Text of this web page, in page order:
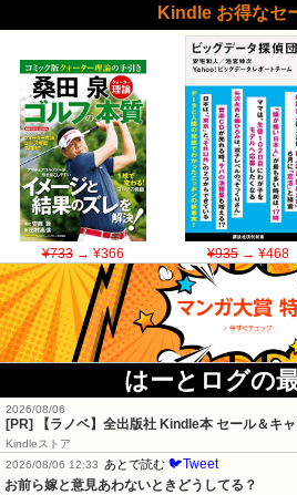
Kindle お得なセ
¥733→ ¥366 ¥935→ ¥468
はーとログの
2026/08/06
[PR] 【ラノベ】全出版社 Kindle本 セール＆キ
Kindleストア
2026/08/06 12:33
あとで読む 🐦Tweet
お前ら嫁と意見あわないときどうしてる？